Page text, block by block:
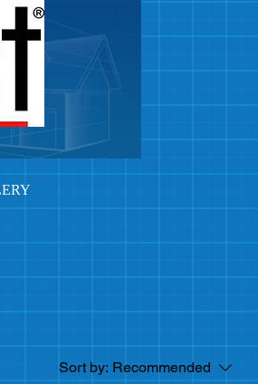
Sort by: Recommended